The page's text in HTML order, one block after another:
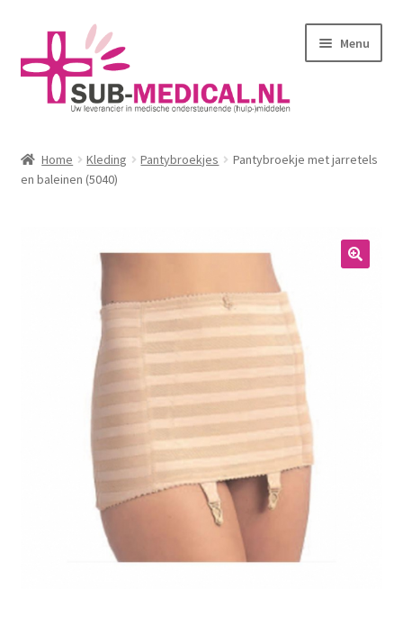
door
naar
navigatie
naar
de
inhoud
Menu
Huidverzorging
Pantybroekjes
Elastische Kousen
Home Kleding Pantybroekjes
Pantybroekje met jarretels
en baleinen (5040)